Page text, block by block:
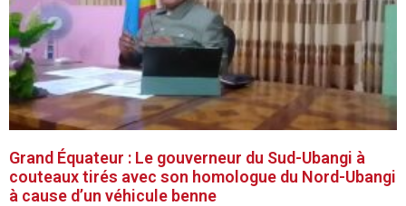
Grand Équateur : Le gouverneur du Sud-Ubangi à
couteaux tirés avec son homologue du Nord-Ubangi
à cause d’un véhicule benne